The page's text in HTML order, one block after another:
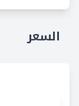
السعر